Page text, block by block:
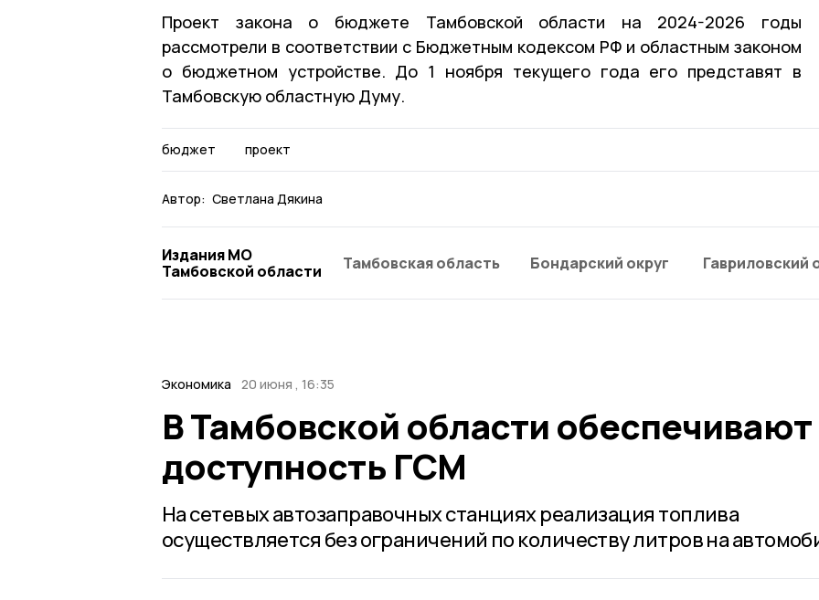
Проект закона о бюджете Тамбовской области на 2024-2026 годы
рассмотрели в соответствии с Бюджетным кодексом РФ и областным законом
о бюджетном устройстве. До 1 ноября текущего года его представят в
Тамбовскую областную Думу.
бюджет проект
Автор: Светлана Дякина
Издания МО
Тамбовской области
Тамбовская область Бондарский округ Гавриловский
Экономика 20 июня , 16:35
В Тамбовской области обеспечивают
доступность ГСМ
На сетевых автозаправочных станциях реализация топлива
осуществляется без ограничений по количеству литров на